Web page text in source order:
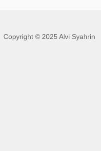
Copyright © 2025 Alvi Syahrin